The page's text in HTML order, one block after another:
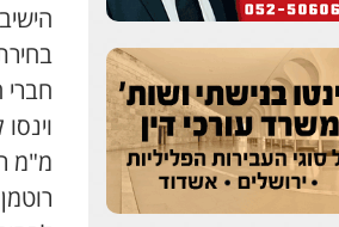
חברי
מ"מ